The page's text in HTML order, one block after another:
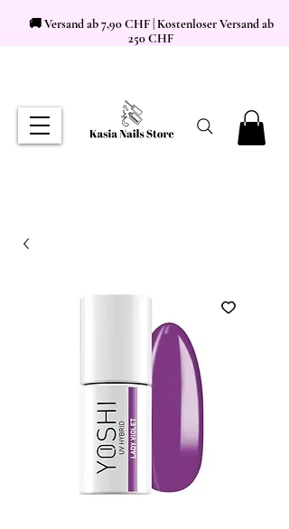
🚚 Versand ab 7,90 CHF | Kostenloser Versand ab
250 CHF